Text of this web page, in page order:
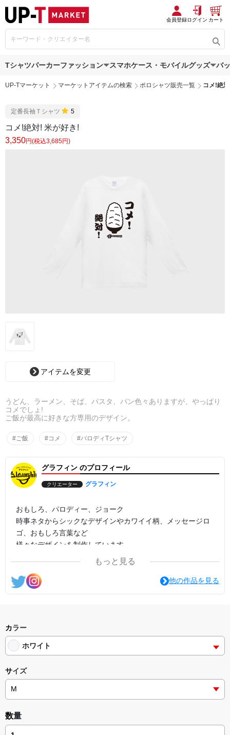
会員登録ログイン カート
Tシャツパーカーファッション スマホケース・モバイルグッズ バ
UP-Tマーケット マーケットアイテムの検索 ポロシャツ販売一覧 コメ!絶
定番長袖Ｔシャツ 5
コメ!絶対! 米が好き!
3,350円(税込3,685円)
アイテムを変更
うどん、ラーメン、そば、パスタ、パン色々ありますが、やっぱり
コメでしょ!
ご飯が最高に好きな方専用のデザイン。
#ご飯 #コメ #パロディTシャツ
グラフィン のプロフィール
クリエーター グラフィン
おもしろ、パロディー、ジョーク
時事ネタからシックなデザインやカワイイ柄、メッセージロ
ゴ、おもしろ言葉など
様々なデザインを制作しています。
もっと見る
他の作品を見る
カラー
ホワイト
サイズ
数量